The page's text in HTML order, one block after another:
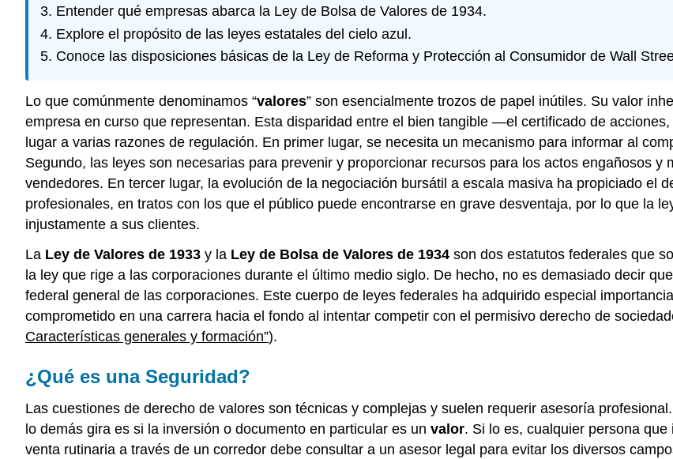
Entender qué empresas abarca la Ley de Bolsa de Valores de 1934.
Explore el propósito de las leyes estatales del cielo azul.
Conoce las disposiciones básicas de la Ley de Reforma y Protección al Consumidor de Wall
Lo que comúnmente denominamos “valores” son esencialmente trozos de papel inútiles. Su valor
empresa en curso que representan. Esta disparidad entre el bien tangible —el certificado de
lugar a varias razones de regulación. En primer lugar, se necesita un mecanismo para informar al
Segundo, las leyes son necesarias para prevenir y proporcionar recursos para los actos engañosos
vendedores. En tercer lugar, la evolución de la negociación bursátil a escala masiva ha propiciado el
profesionales, en tratos con los que el público puede encontrarse en grave desventaja, por lo que la
injustamente a sus clientes.
La Ley de Valores de 1933 y la Ley de Bolsa de Valores de 1934 son dos estatutos federales que
la ley que rige a las corporaciones durante el último medio siglo. De hecho, no es demasiado decir
federal general de las corporaciones. Este cuerpo de leyes federales ha adquirido especial
comprometido en una carrera hacia el fondo al intentar competir con el permisivo derecho de
Características generales y formación”).
¿Qué es una Seguridad?
Las cuestiones de derecho de valores son técnicas y complejas y suelen requerir asesoría
lo demás gira es si la inversión o documento en particular es un valor. Si lo es, cualquier persona
venta rutinaria a través de un corredor debe consultar a un asesor legal para evitar los diversos